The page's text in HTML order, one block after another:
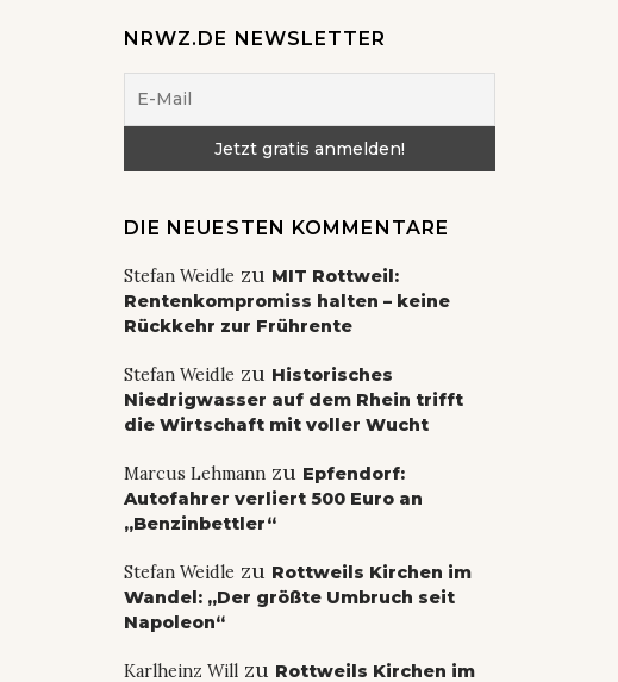
NRWZ.DE NEWSLETTER
DIE NEUESTEN KOMMENTARE
Stefan Weidle zu MIT Rottweil:
Rentenkompromiss halten – keine
Rückkehr zur Frührente
Stefan Weidle zu Historisches
Niedrigwasser auf dem Rhein trifft
die Wirtschaft mit voller Wucht
Marcus Lehmannzu Epfendorf:
Autofahrer verliert 500 Euro an
„Benzinbettler“
Stefan Weidle zu Rottweils Kirchen im
Wandel: „Der größte Umbruch seit
Napoleon“
Karlheinz Willzu Rottweils Kirchen im